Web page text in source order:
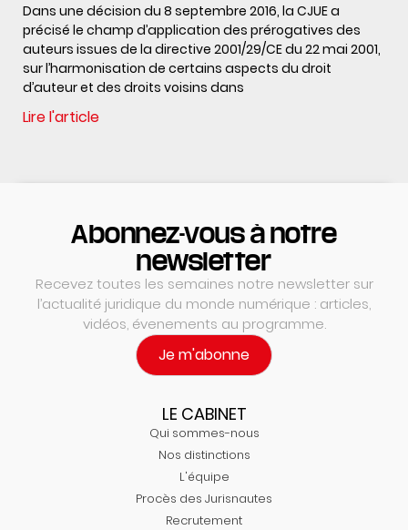
Dans une décision du 8 septembre 2016, la CJUE a
précisé le champ d’application des prérogatives des
auteurs issues de la directive 2001/29/CE du 22 mai 2001,
sur l’harmonisation de certains aspects du droit
d’auteur et des droits voisins dans
Lire l'article
Abonnez-vous à notre
newsletter
Recevez toutes les semaines notre newsletter sur
l’actualité juridique du monde numérique : articles,
vidéos, évenements au programme.
Je m'abonne
LE CABINET
Qui sommes-nous
Nos distinctions
L'équipe
Procès des Jurisnautes
Recrutement